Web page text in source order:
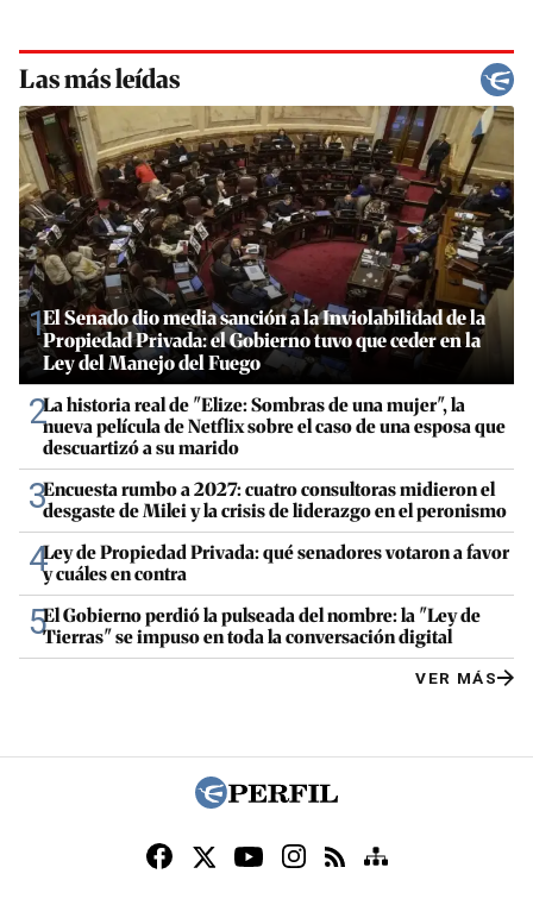
Las más leídas
1El Senado dio media sanción a la Inviolabilidad de la
Propiedad Privada: el Gobierno tuvo que ceder en la
Ley del Manejo del Fuego
2La historia real de "Elize: Sombras de una mujer", la
nueva película de Netflix sobre el caso de una esposa que
descuartizó a su marido
3Encuesta rumbo a 2027: cuatro consultoras midieron el
desgaste de Milei y la crisis de liderazgo en el peronismo
4Ley de Propiedad Privada: qué senadores votaron a favor
y cuáles en contra
5El Gobierno perdió la pulseada del nombre: la "Ley de
Tierras" se impuso en toda la conversación digital
VER MÁS